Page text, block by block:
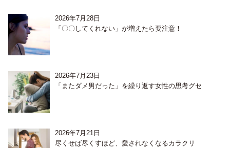
2026年7月28日
「〇〇してくれない」が増えたら要注意！
2026年7月23日
「またダメ男だった」を繰り返す女性の思考グセ
2026年7月21日
尽くせば尽くすほど、愛されなくなるカラクリ